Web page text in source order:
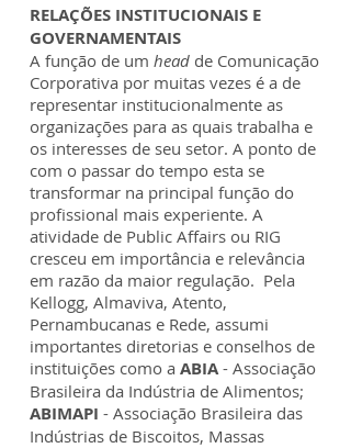
RELAÇÕES INSTITUCIONAIS E
GOVERNAMENTAIS
A função de um head de Comunicação
Corporativa por muitas vezes é a de
representar institucionalmente as
organizações para as quais trabalha e
os interesses de seu setor. A ponto de
com o passar do tempo esta se
transformar na principal função do
profissional mais experiente. A
atividade de Public Affairs ou RIG
cresceu em importância e relevância
em razão da maior regulação. Pela
Kellogg, Almaviva, Atento,
Pernambucanas e Rede, assumi
importantes diretorias e conselhos de
instituições como a ABIA- Associação
Brasileira da Indústria de Alimentos;
ABIMAPI - Associação Brasileira das
Indústrias de Biscoitos, Massas